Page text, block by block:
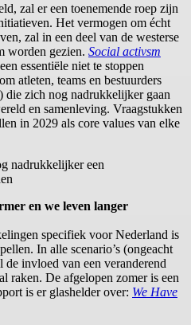
zal er een toenemende roep zijn
Het vermogen om écht
zal in een deel van de westerse
worden gezien. Social activsm
essentiële niet te stoppen
atleten, teams en bestuurders
) die zich nog nadrukkelijker gaan
en samenleving. Vraagstukken
in 2029 als core values van elke
nadrukkelijker een
en we leven langer
specifiek voor Nederland is
In alle scenario’s (ongeacht
invloed van een veranderend
raken. De afgelopen zomer is een
is er glashelder over: We Have